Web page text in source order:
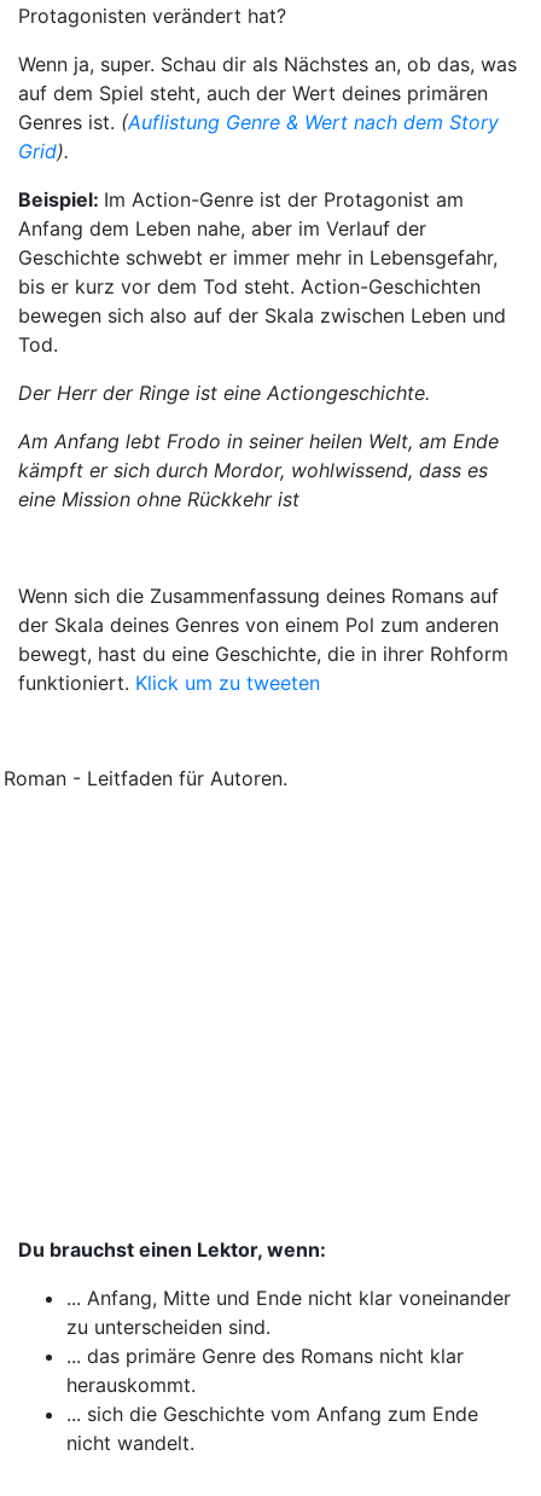
Protagonisten verändert hat?
Wenn ja, super. Schau dir als Nächstes an, ob das, was
auf dem Spiel steht, auch der Wert deines primären
Genres ist. (Auflistung Genre & Wert nach dem Story
Grid).
Beispiel: Im Action-Genre ist der Protagonist am
Anfang dem Leben nahe, aber im Verlauf der
Geschichte schwebt er immer mehr in Lebensgefahr,
bis er kurz vor dem Tod steht. Action-Geschichten
bewegen sich also auf der Skala zwischen Leben und
Tod.
Der Herr der Ringe ist eine Actiongeschichte.
Am Anfang lebt Frodo in seiner heilen Welt, am Ende
kämpft er sich durch Mordor, wohlwissend, dass es
eine Mission ohne Rückkehr ist
Wenn sich die Zusammenfassung deines Romans auf
der Skala deines Genres von einem Pol zum anderen
bewegt, hast du eine Geschichte, die in ihrer Rohform
funktioniert. Klick um zu tweeten
Du brauchst einen Lektor, wenn:
... Anfang, Mitte und Ende nicht klar voneinander
zu unterscheiden sind.
... das primäre Genre des Romans nicht klar
herauskommt.
... sich die Geschichte vom Anfang zum Ende
nicht wandelt.